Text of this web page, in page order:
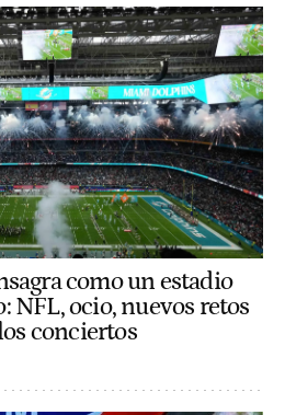
como un estadio
NFL, ocio, nuevos retos
conciertos